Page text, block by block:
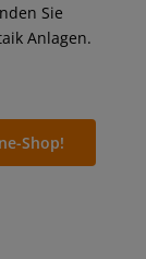
Sie
Anlagen.
Shop!